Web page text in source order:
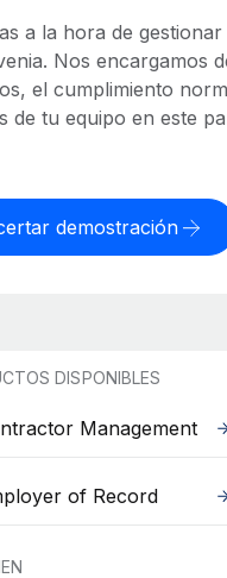
a la hora de
Nos encargamos
el cumplimiento
de tu equipo en este
demostración
DISPONIBLES
Management
of Record